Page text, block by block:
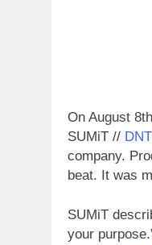
On August
SUMiT //
company.
beat. It was
SUMiT
your